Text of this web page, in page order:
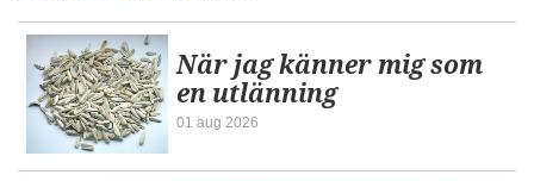
När jag känner mig som
en utlänning
01 aug 2026